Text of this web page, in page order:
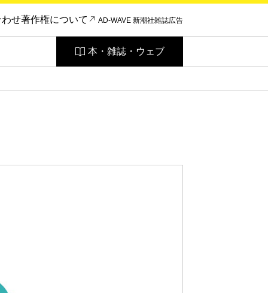
わせ著作権について AD-WAVE 新潮社雑誌広告
本・雑誌・ウェブ